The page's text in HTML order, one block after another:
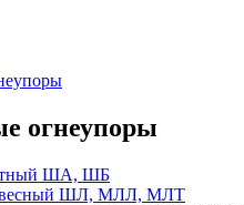
огнеупоры
ША, ШБ
ШЛ, МЛЛ, МЛТ